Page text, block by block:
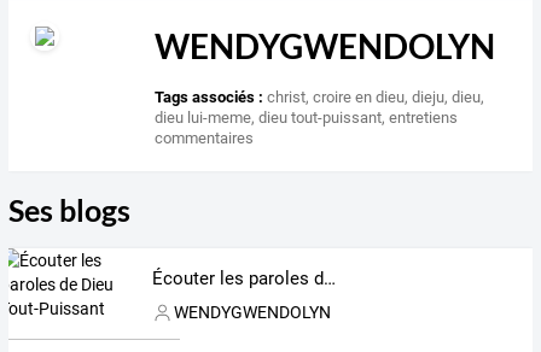
WENDYGWENDOLYN
Tags associés : christ,croire en dieu,dieju,dieu,
dieu lui-meme,dieu tout-puissant,entretiens
commentaires
Ses blogs
Écouter les paroles de Dieu Tout-Puissant
WENDYGWENDOLYN